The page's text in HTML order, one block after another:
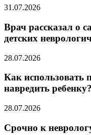
31.07.2026
Врач рассказал о
детских
28.07.2026
Как использовать
навредить ребенку?
28.07.2026
Срочно к